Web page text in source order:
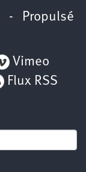
- Propulsé
Vimeo
Flux RSS